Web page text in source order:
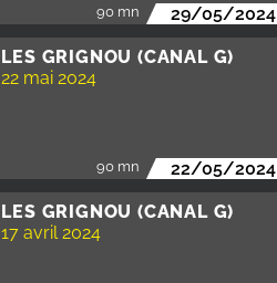
90 mn 29/05/2024
LES GRIGNOU (CANAL G)
22 mai 2024
90 mn 22/05/2024
LES GRIGNOU (CANAL G)
17 avril 2024